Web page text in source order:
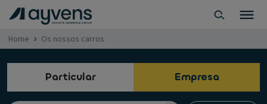
Home Os nossos carros
Particular Empresa